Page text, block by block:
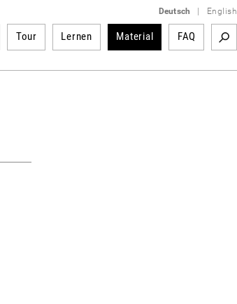
Deutsch English
Tour Lernen Material FAQ